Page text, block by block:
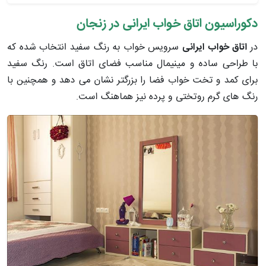
دکوراسیون اتاق خواب ایرانی در زنجان
دراتاق خواب ایرانی سرویس خواب به رنگ سفید انتخاب شده که
با طراحی ساده و مینیمال مناسب فضای اتاق است. رنگ سفید
برای کمد و تخت خواب فضا را بزرگتر نشان می دهد و همچنین با
رنگ های گرم روتختی و پرده نیز هماهنگ است.